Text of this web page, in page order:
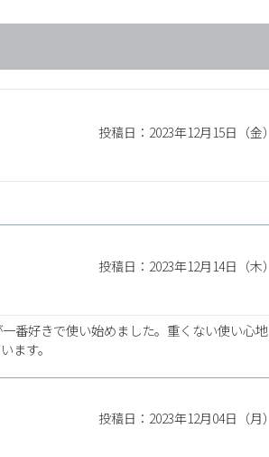
投稿日：2023年12月15日（金）
投稿日：2023年12月14日（木）
番好きで使い始めました。重くない使い心地
ます。
投稿日：2023年12月04日（月）